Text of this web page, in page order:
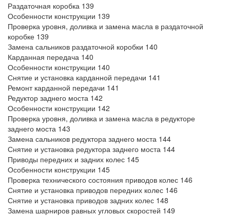
Раздаточная коробка 139
Особенности конструкции 139
Проверка уровня, доливка и замена масла в раздаточной
коробке 139
Замена сальников раздаточной коробки 140
Карданная передача 140
Особенности конструкции 140
Снятие и установка карданной передачи 141
Ремонт карданной передачи 141
Редуктор заднего моста 142
Особенности конструкции 142
Проверка уровня, доливка и замена масла в редукторе
заднего моста 143
Замена сальников редуктора заднего моста 144
Снятие и установка редуктора заднего моста 144
Приводы передних и задних колес 145
Особенности конструкции 145
Проверка технического состояния приводов колес 146
Снятие и установка приводов передних колес 146
Снятие и установка приводов задних колес 148
Замена шарниров равных угловых скоростей 149